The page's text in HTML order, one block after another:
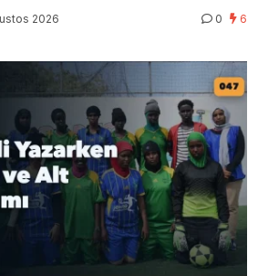
2026 0 6